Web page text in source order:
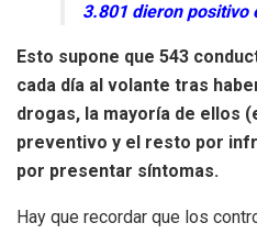
3.801 dieron positivo
Esto supone que 543
cada día al volante tras
drogas, la mayoría de ellos
preventivo y el resto por
por presentar síntomas.
Hay que recordar que los